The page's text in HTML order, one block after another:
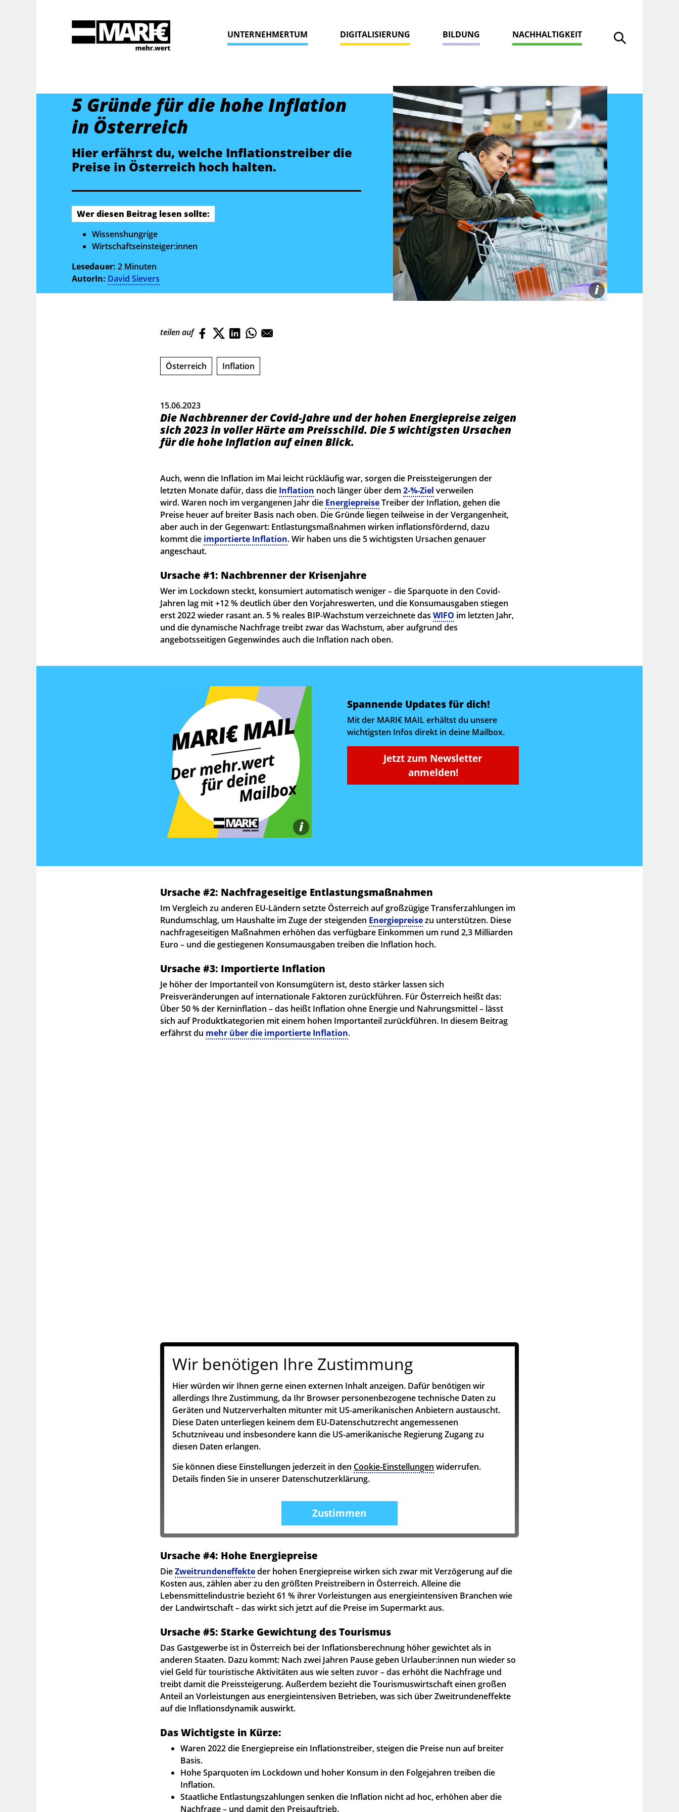
Suche öffnen
Suche
UNTERNEHMERTUM DIGITALISIERUNG BILDUNG NACHHALTIGKEIT
5 Gründe für die hohe Inflation
in Österreich
Hier erfährst du, welche Inflationstreiber die
Preise in Österreich hoch halten.
Wer diesen Beitrag lesen sollte:
Wissenshungrige
Wirtschaftseinsteiger:innen
Lesedauer: 2 Minuten
AutorIn: David Sievers
i
teilen auf
Österreich Inflation
15.06.2023
Die Nachbrenner der Covid-Jahre und der hohen Energiepreise zeigen
sich 2023 in voller Härte am Preisschild. Die 5 wichtigsten Ursachen
für die hohe Inflation auf einen Blick.
Auch, wenn die Inflation im Mai leicht rückläufig war, sorgen die Preissteigerungen der
letzten Monate dafür, dass die Inflation noch länger über dem 2-%-Ziel verweilen
wird. Waren noch im vergangenen Jahr die EnergiepreiseTreiber der Inflation, gehen die
Preise heuer auf breiter Basis nach oben. Die Gründe liegen teilweise in der Vergangenheit,
aber auch in der Gegenwart: Entlastungsmaßnahmen wirken inflationsfördernd, dazu
kommt die importierte Inflation. Wir haben uns die 5 wichtigsten Ursachen genauer
angeschaut.
Ursache #1: Nachbrenner der Krisenjahre
Wer im Lockdown steckt, konsumiert automatisch weniger – die Sparquote in den Covid-
Jahren lag mit +12 % deutlich über den Vorjahreswerten, und die Konsumausgaben stiegen
erst 2022 wieder rasant an. 5 % reales BIP-Wachstum verzeichnete das WIFO im letzten Jahr,
und die dynamische Nachfrage treibt zwar das Wachstum, aber aufgrund des
angebotsseitigen Gegenwindes auch die Inflation nach oben.
i
Spannende Updates für dich!
Mit der MARI€ MAIL erhältst du unsere
wichtigsten Infos direkt in deine Mailbox.
Jetzt zum Newsletter
anmelden!
Ursache #2: Nachfrageseitige Entlastungsmaßnahmen
Im Vergleich zu anderen EU-Ländern setzte Österreich auf großzügige Transferzahlungen im
Rundumschlag, um Haushalte im Zuge der steigenden Energiepreisezu unterstützen. Diese
nachfrageseitigen Maßnahmen erhöhen das verfügbare Einkommen um rund 2,3 Milliarden
Euro – und die gestiegenen Konsumausgaben treiben die Inflation hoch.
Ursache #3: Importierte Inflation
Je höher der Importanteil von Konsumgütern ist, desto stärker lassen sich
Preisveränderungen auf internationale Faktoren zurückführen. Für Österreich heißt das:
Über 50 % der Kerninflation – das heißt Inflation ohne Energie und Nahrungsmittel – lässt
sich auf Produktkategorien mit einem hohen Importanteil zurückführen. In diesem Beitrag
erfährst du mehr über die importierte Inflation.
Wir benötigen Ihre Zustimmung
Hier würden wir Ihnen gerne einen externen Inhalt anzeigen. Dafür benötigen wir
allerdings Ihre Zustimmung, da Ihr Browser personenbezogene technische Daten zu
Geräten und Nutzerverhalten mitunter mit US-amerikanischen Anbietern austauscht.
Diese Daten unterliegen keinem dem EU-Datenschutzrecht angemessenen
Schutzniveau und insbesondere kann die US-amerikanische Regierung Zugang zu
diesen Daten erlangen.
Sie können diese Einstellungen jederzeit in den Cookie-Einstellungen widerrufen.
Details finden Sie in unserer Datenschutzerklärung.
Zustimmen
Ursache #4: Hohe Energiepreise
DieZweitrundeneffekteder hohen Energiepreise wirken sich zwar mit Verzögerung auf die
Kosten aus, zählen aber zu den größten Preistreibern in Österreich. Alleine die
Lebensmittelindustrie bezieht 61 % ihrer Vorleistungen aus energieintensiven Branchen wie
der Landwirtschaft – das wirkt sich jetzt auf die Preise im Supermarkt aus.
Ursache #5: Starke Gewichtung des Tourismus
Das Gastgewerbe ist in Österreich bei der Inflationsberechnung höher gewichtet als in
anderen Staaten. Dazu kommt: Nach zwei Jahren Pause geben Urlauber:innen nun wieder so
viel Geld für touristische Aktivitäten aus wie selten zuvor – das erhöht die Nachfrage und
treibt damit die Preissteigerung. Außerdem bezieht die Tourismuswirtschaft einen großen
Anteil an Vorleistungen aus energieintensiven Betrieben, was sich über Zweitrundeneffekte
auf die Inflationsdynamik auswirkt.
Das Wichtigste in Kürze:
Waren 2022 die Energiepreise ein Inflationstreiber, steigen die Preise nun auf breiter
Basis.
Hohe Sparquoten im Lockdown und hoher Konsum in den Folgejahren treiben die
Inflation.
Staatliche Entlastungszahlungen senken die Inflation nicht ad hoc, erhöhen aber die
Nachfrage – und damit den Preisauftrieb.